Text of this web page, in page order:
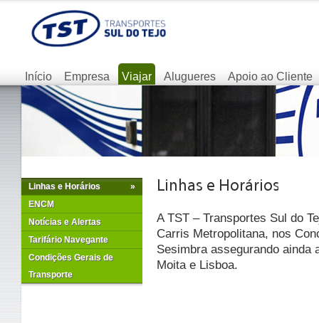
Início Empresa Viajar Alugueres Apoio ao Cliente
»
Linhas e Horários
ENCM
Notícias e Alertas
Tarifário Navegante
Condições Gerais de
Transporte
A TST – Transportes Sul do
Carris Metropolitana, nos
Sesimbra assegurando ainda
Moita e Lisboa.